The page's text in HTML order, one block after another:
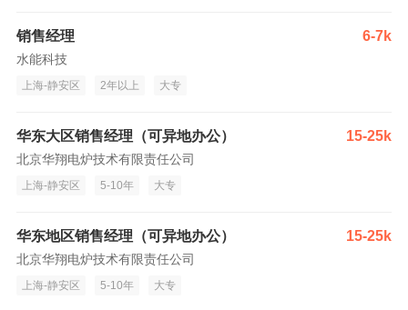
销售经理 6-7k
水能科技
上海-静安区 2年以上 大专
华东大区销售经理（可异地办公） 15-25k
北京华翔电炉技术有限责任公司
上海-静安区 5-10年 大专
华东地区销售经理（可异地办公） 15-25k
北京华翔电炉技术有限责任公司
上海-静安区 5-10年 大专